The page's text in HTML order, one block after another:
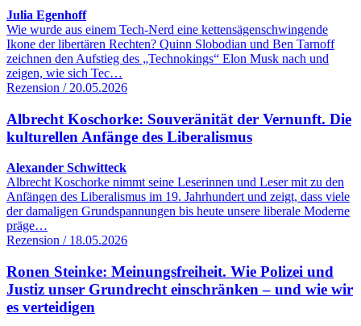
Julia Egenhoff
Wie wurde aus einem Tech-Nerd eine kettensägenschwingende
Ikone der libertären Rechten? Quinn Slobodian und Ben Tarnoff
zeichnen den Aufstieg des „Technokings“ Elon Musk nach und
zeigen, wie sich Tec…
Rezension / 20.05.2026
Albrecht Koschorke: Souveränität der Vernunft. Die
kulturellen Anfänge des Liberalismus
Alexander Schwitteck
Albrecht Koschorke nimmt seine Leserinnen und Leser mit zu den
Anfängen des Liberalismus im 19. Jahrhundert und zeigt, dass viele
der damaligen Grundspannungen bis heute unsere liberale Moderne
präge…
Rezension / 18.05.2026
Ronen Steinke: Meinungsfreiheit. Wie Polizei und
Justiz unser Grundrecht einschränken – und wie wir
es verteidigen